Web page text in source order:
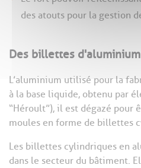
des atouts pour la gestion
Des billettes
L’aluminium utilisé pour la
à la base liquide, obtenu par
“Héroult”), il est dégazé pour
moules en forme de billettes
Les billettes cylindriques en
dans le secteur du bâtiment.